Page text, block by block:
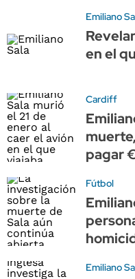
Emiliano
en el
Cardiff
pagar
Fútbol
Emiliano